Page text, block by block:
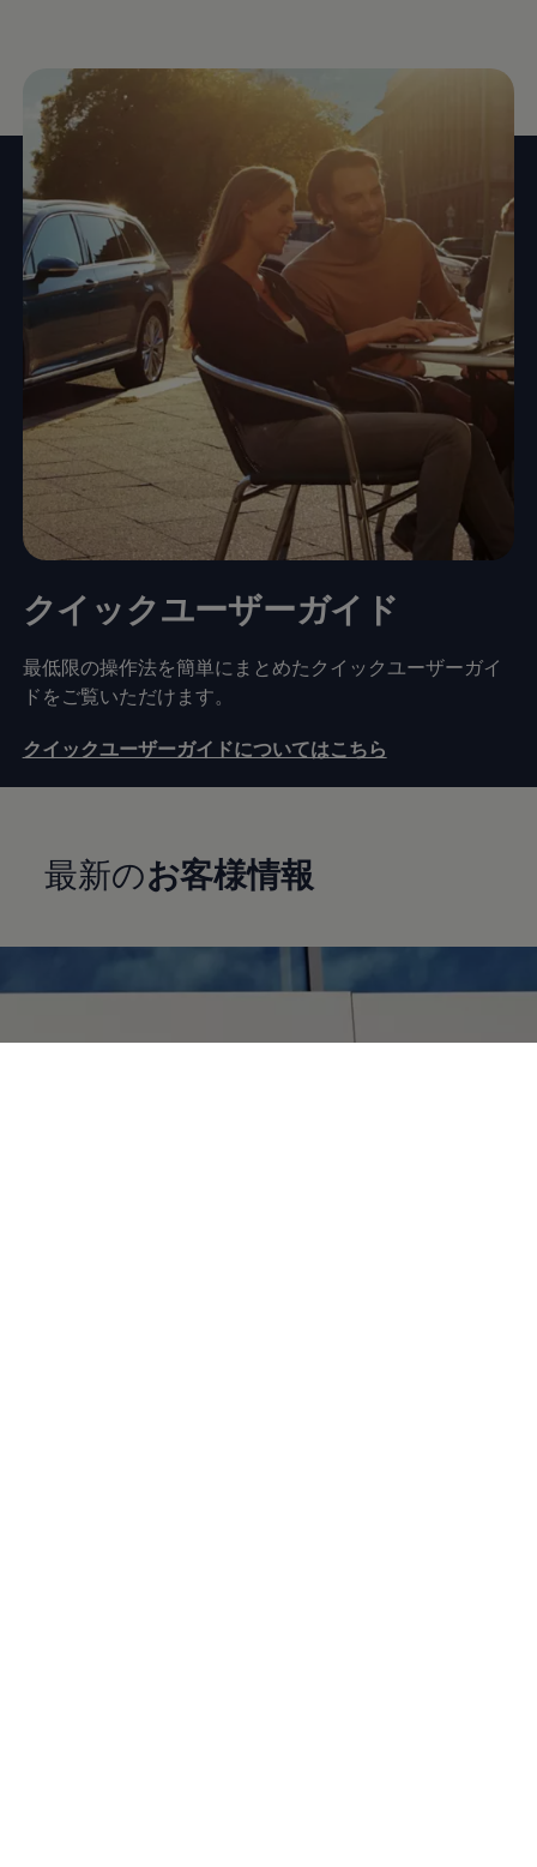
クイックユーザーガイド
最低限の操作法を簡単にまとめたクイックユーザーガイ
ドをご覧いただけます。
クイックユーザーガイドについてはこちら
最新のお客様情報